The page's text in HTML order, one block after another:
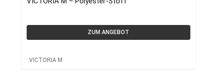
ZUM ANGEBOT
VICTORIA M